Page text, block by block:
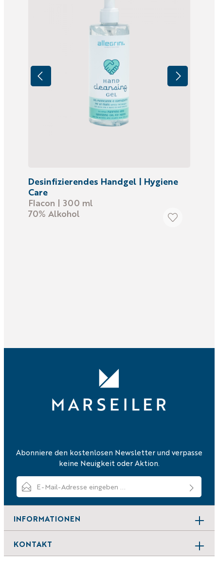
Desinfizierendes Handgel | Hygiene
Care
Flacon | 300 ml
70% Alkohol
Abonniere den kostenlosen Newsletter und verpasse
keine Neuigkeit oder Aktion.
Ich habe dieDatenschutzbestimmungenzur Kenntnis genommen
Um weiterzugehen, geben Sie die oben abgebildeten
KONTAKT
INFORMATIONEN